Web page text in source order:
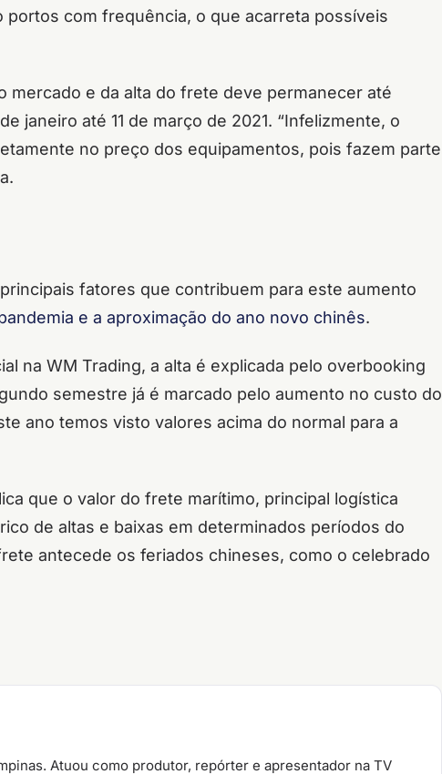
com frequência, o que acarreta possíveis
mercado e da alta do frete deve permanecer até
janeiro até 11 de março de 2021. “Infelizmente, o
no preço dos equipamentos, pois fazem parte
fatores que contribuem para este aumento
e a aproximação do ano novo chinês.
na WM Trading, a alta é explicada pelo overbooking
semestre já é marcado pelo aumento no custo do
ano temos visto valores acima do normal para a
que o valor do frete marítimo, principal logística
de altas e baixas em determinados períodos do
antecede os feriados chineses, como o celebrado
Atuou como produtor, repórter e apresentador na TV